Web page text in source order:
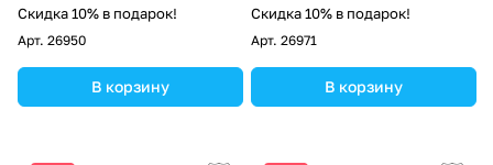
Скидка 10% в подарок!
Арт. 26950
В корзину
Скидка 10% в подарок!
Арт. 26971
В корзину